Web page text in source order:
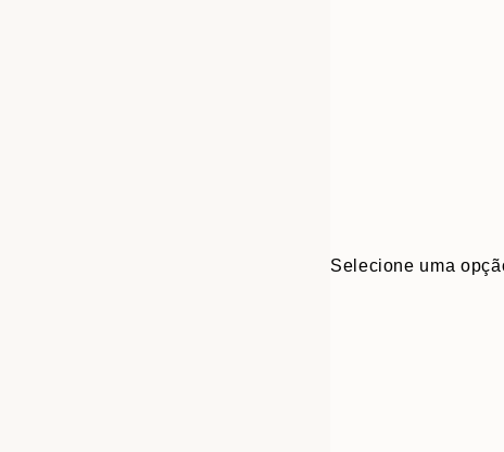
Selecione uma